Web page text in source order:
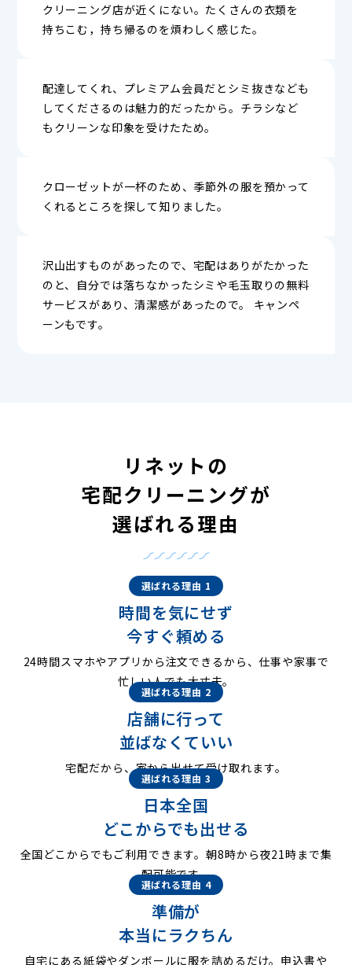
クリーニング店が近くにない。たくさんの衣類を
持ちこむ，持ち帰るのを煩わしく感じた。
配達してくれ、プレミアム会員だとシミ抜きなども
してくださるのは魅力的だったから。チラシなど
もクリーンな印象を受けたため。
クローゼットが一杯のため、季節外の服を預かって
くれるところを探して知りました。
沢山出すものがあったので、宅配はありがたかった
のと、自分では落ちなかったシミや毛玉取りの無料
サービスがあり、清潔感があったので。 キャンペ
ーンもです。
リネットの
宅配クリーニングが
選ばれる理由
選ばれる理由 1
時間を気にせず
今すぐ頼める
24時間スマホやアプリから注文できるから、仕事や家事で
忙しい人でも大丈夫。
選ばれる理由 2
店舗に行って
並ばなくていい
宅配だから、家から出せて受け取れます。
選ばれる理由 3
日本全国
どこからでも出せる
全国どこからでもご利用できます。朝8時から夜21時まで集
配可能です。
選ばれる理由 4
準備が
本当にラクちん
自宅にある紙袋やダンボールに服を詰めるだけ。申込書や